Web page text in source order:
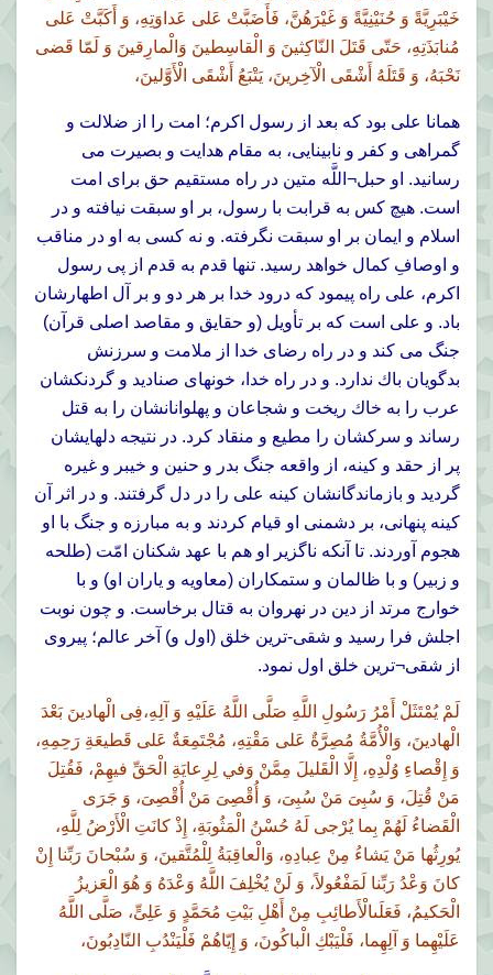
خَيْبَرِيَّةً وَ حُنَيْنِيَّةً وَ غَيْرَهُنَّ، فَأَضَبَّتْ عَلى عَداوَتِهِ، وَ أَكَبَّتْ عَلى
مُنابَذَتِهِ، حَتّى قَتَلَ النّاكِثينَ وَ الْقاسِطينَ وَالْمارِقينَ وَ لَمّا قَضى
نَحْبَهُ، وَ قَتَلَهُ أَشْقَى الْآخِرينَ، يَتْبَعُ أَشْقَى الْأَوَّلينَ،
همانا على بود كه بعد از رسول اكرم؛ امت را از ضلالت و
گمراهى و كفر و نابينايى، به مقام هدايت و بصيرت مى
رسانيد. او حبل¬اللَّه متين در راه مستقيم حق براى امت
است. هيچ كس به قرابت با رسول، بر او سبقت نيافته و در
اسلام و ايمان بر او سبقت نگرفته. و نه كسى به او در مناقب
و اوصافِ كمال خواهد رسيد. تنها قدم به قدم از پى رسول
اكرم، على راه پيمود كه درود خدا بر هر دو و بر آل اطهارشان
باد. و على است كه بر تأويل (و حقايق و مقاصد اصلى قرآن)
جنگ مى كند و در راه رضاى خدا از ملامت و سرزنش
بدگويان باك ندارد. و در راه خدا، خونهاى صناديد و گردنكشان
عرب را به خاك ريخت و شجاعان و پهلوانانشان را به قتل
رساند و سركشان را مطيع و منقاد كرد. در نتيجه دلهايشان
پر از حقد و كينه، از واقعه جنگ بدر و حنين و خيبر و غيره
گرديد و بازماندگانشان كينه على را در دل گرفتند. و در اثر آن
كينه پنهانى، بر دشمنى او قيام كردند و به مبارزه و جنگ با او
هجوم آوردند. تا آنكه ناگزير او هم با عهد شكنان امّت (طلحه
و زبير) و با ظالمان و ستمكاران (معاويه و ياران او) و با
خوارج مرتد از دين در نهروان به قتال برخاست. و چون نوبت
اجلش فرا رسيد و شقى-ترين خلق (اول و) آخر عالم؛ پيروى
از شقى¬ترين خلق اول نمود.
لَمْ يُمْتَثَلْ أَمْرُ رَسُولِ اللَّهِ صَلَّى اللَّهُ عَلَيْهِ وَ آلِهِ،فِى الْهادينَ بَعْدَ
الْهادينَ، وَالْأُمَّةُ مُصِرَّةٌ عَلى مَقْتِهِ، مُجْتَمِعَةٌ عَلى قَطيعَةِ رَحِمِهِ،
وَ إِقْصاءِ وُلْدِهِ، إِلَّا الْقَليلَ مِمَّنْ وَفي لِرِعايَةِ الْحَقِّ فيهِمْ، فَقُتِلَ
مَنْ قُتِلَ، وَ سُبِىَ مَنْ سُبِىَ، وَ أُقْصِىَ مَنْ أُقْصِىَ، وَ جَرَى
الْقَضاءُ لَهُمْ بِما يُرْجى لَهُ حُسْنُ الْمَثُوبَةِ، إِذْ كانَتِ الْأَرْضُ لِلَّهِِ،
يُورِثُها مَنْ يَشاءُ مِنْ عِبادِهِ، وَالْعاقِبَةُ لِلْمُتَّقينَ، وَ سُبْحانَ رَبِّنا إِنْ
كانَ وَعْدُ رَبِّنا لَمَفْعُولاً، وَ لَنْ يُخْلِفَ اللَّهُ وَعْدَهُ وَ هُوَ الْعَزيزُ
الْحَكيمُ، فَعَلَىالْأَطائِبِ مِنْ أَهْلِ بَيْتِ مُحَمَّدٍ وَ عَلِىٍّ، صَلَّى اللَّهُ
عَلَيْهِما وَ آلِهِما، فَلْيَبْكِ الْباكُونَ، وَ إِيّاهُمْ فَلْيَنْدُبِ النّادِبُونَ،